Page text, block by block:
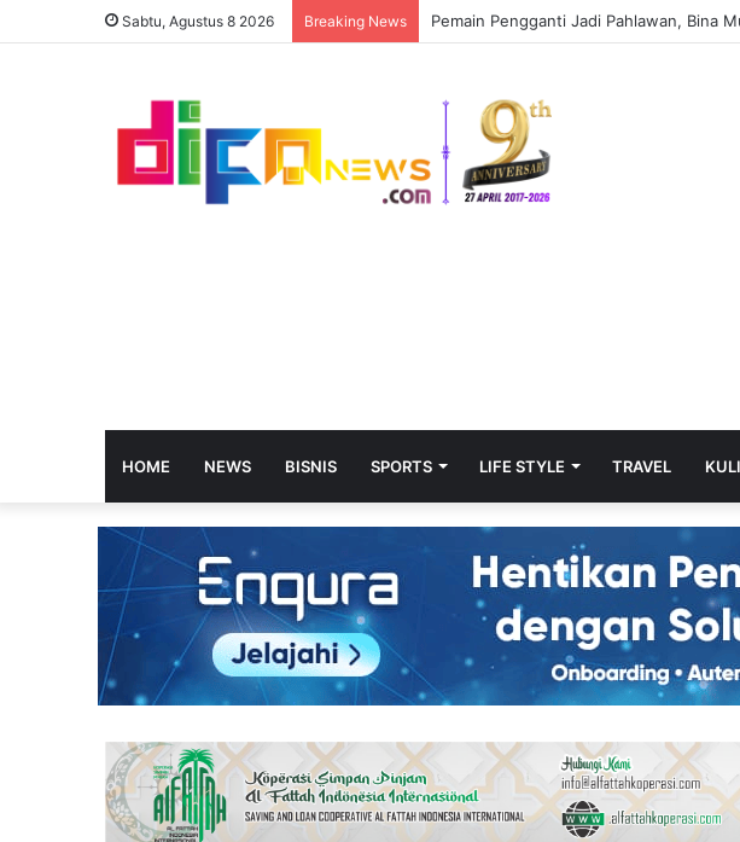
Sabtu, Agustus 8 2026 Breaking News
HOME NEWS BISNIS SPORTS LIFE STYLE TRAVEL